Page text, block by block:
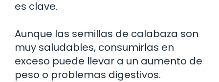
es clave.
Aunque las semillas de calabaza son
muy saludables, consumirlas en
exceso puede llevar a un aumento de
peso o problemas digestivos.